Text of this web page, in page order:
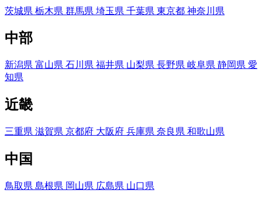
茨城県 栃木県 群馬県 埼玉県 千葉県 東京都 神奈川県
中部
新潟県 富山県 石川県 福井県 山梨県 長野県 岐阜県 静岡県 愛
知県
近畿
三重県 滋賀県 京都府 大阪府 兵庫県 奈良県 和歌山県
中国
鳥取県 島根県 岡山県 広島県 山口県